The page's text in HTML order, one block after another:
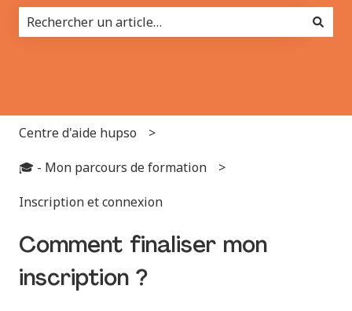
Centre d'aide hupso
🎓 - Mon parcours de formation
Inscription et connexion
Comment finaliser mon
inscription ?